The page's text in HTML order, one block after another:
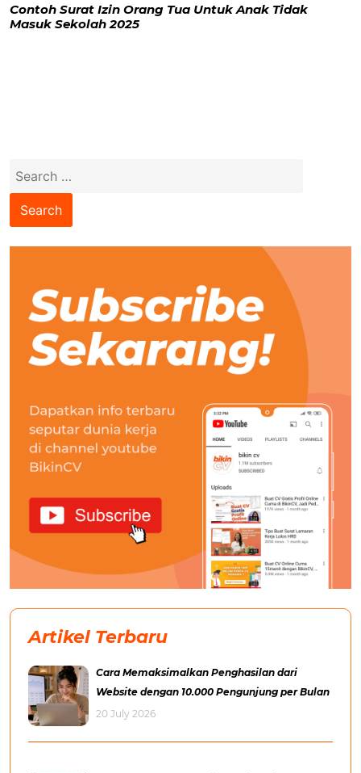
Contoh Surat Izin Orang Tua Untuk Anak Tidak
Masuk Sekolah 2025
Search
Artikel Terbaru
Cara Memaksimalkan Penghasilan dari
Website dengan 10.000 Pengunjung per Bulan
20 July 2026